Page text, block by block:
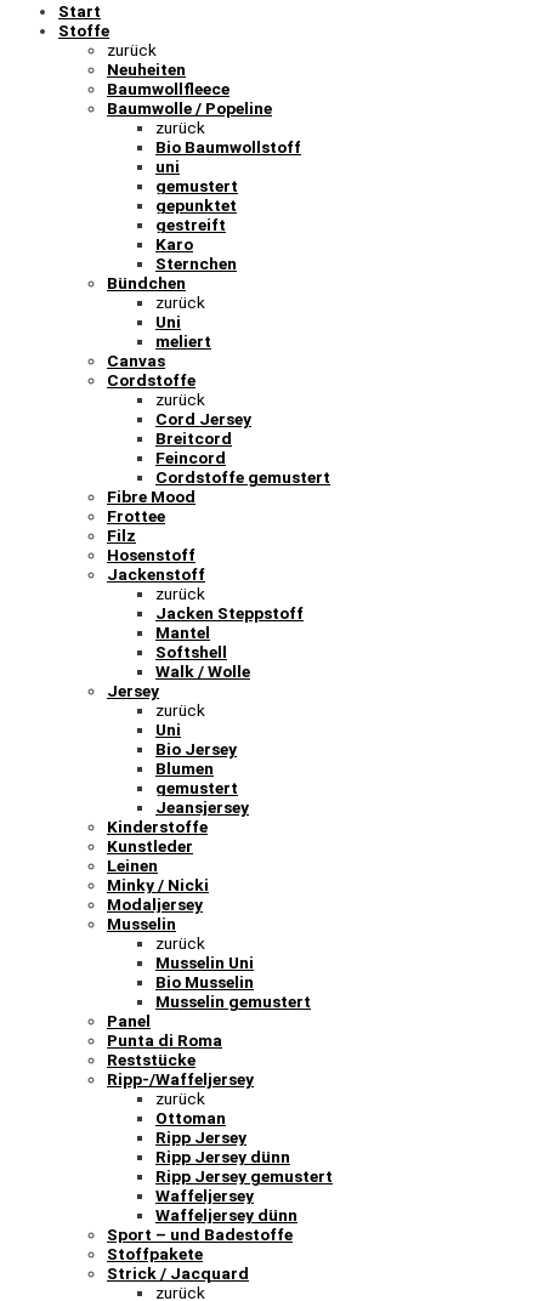
Start
Stoffe
zurück
Neuheiten
Baumwollfleece
Baumwolle / Popeline
zurück
Bio Baumwollstoff
uni
gemustert
gepunktet
gestreift
Karo
Sternchen
Bündchen
zurück
Uni
meliert
Canvas
Cordstoffe
zurück
Cord Jersey
Breitcord
Feincord
Cordstoffe gemustert
Fibre Mood
Frottee
Filz
Hosenstoff
Jackenstoff
zurück
Jacken Steppstoff
Mantel
Softshell
Walk / Wolle
Jersey
zurück
Uni
Bio Jersey
Blumen
gemustert
Jeansjersey
Kinderstoffe
Kunstleder
Leinen
Minky / Nicki
Modaljersey
Musselin
zurück
Musselin Uni
Bio Musselin
Musselin gemustert
Panel
Punta di Roma
Reststücke
Ripp-/Waffeljersey
zurück
Ottoman
Ripp Jersey
Ripp Jersey dünn
Ripp Jersey gemustert
Waffeljersey
Waffeljersey dünn
Sport – und Badestoffe
Stoffpakete
Strick / Jacquard
zurück